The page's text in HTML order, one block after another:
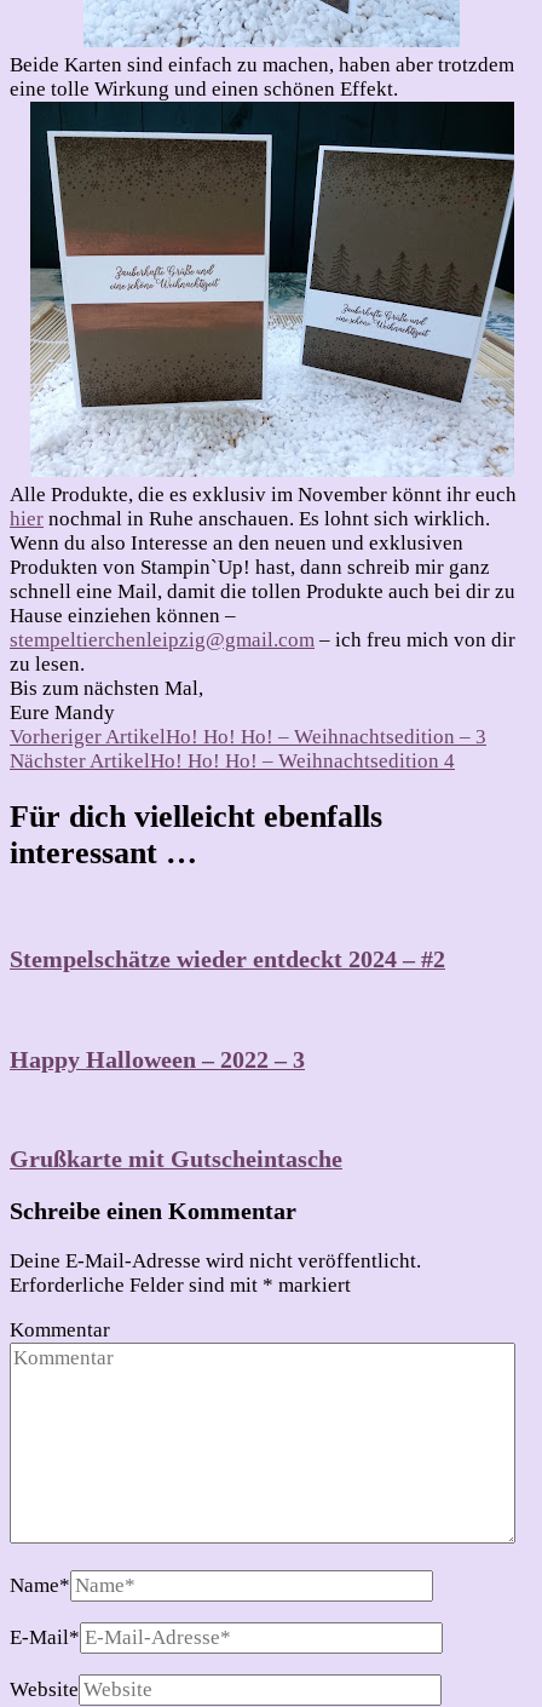
Beide Karten sind einfach zu machen, haben aber trotzdem
eine tolle Wirkung und einen schönen Effekt.
Alle Produkte, die es exklusiv im November könnt ihr euch
hier nochmal in Ruhe anschauen. Es lohnt sich wirklich.
Wenn du also Interesse an den neuen und exklusiven
Produkten von Stampin`Up! hast, dann schreib mir ganz
schnell eine Mail, damit die tollen Produkte auch bei dir zu
Hause einziehen können –
stempeltierchenleipzig@gmail.com – ich freu mich von dir
zu lesen.
Bis zum nächsten Mal,
Eure Mandy
Beitragsnavigation
Vorheriger ArtikelHo! Ho! Ho! – Weihnachtsedition – 3
Nächster ArtikelHo! Ho! Ho! – Weihnachtsedition 4
Für dich vielleicht ebenfalls
interessant …
Stempelschätze wieder entdeckt 2024 – #2
Happy Halloween – 2022 – 3
Grußkarte mit Gutscheintasche
Schreibe einen Kommentar
Deine E-Mail-Adresse wird nicht veröffentlicht.
Erforderliche Felder sind mit * markiert
Kommentar
Name*
E-Mail*
Website